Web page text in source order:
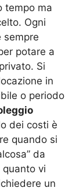
tempo ma
Ogni
sempre
potare a
Si
in
o periodo
dei costi è
quando si
da
vi
un